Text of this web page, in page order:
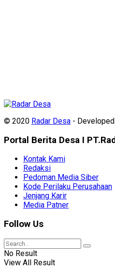
© 2020 Radar Desa -
Portal Berita Desa I
Kontak Kami
Redaksi
Pedoman Media Siber
Kode Perilaku Perusahaan
Jenjang Karir
Media Patner
Follow Us
No Result
View All Result